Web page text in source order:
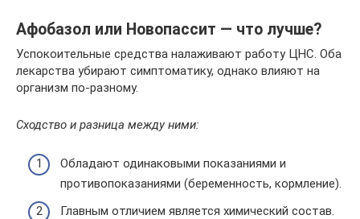
Афобазол или Новопассит — что лучше?
Успокоительные средства налаживают работу ЦНС. Оба
лекарства убирают симптоматику, однако влияют на
организм по-разному.
Сходство и разница между ними:
Обладают одинаковыми показаниями и
противопоказаниями (беременность, кормление).
Главным отличием является химический состав.